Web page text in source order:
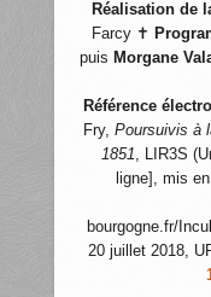
Réalisation de
Farcy ✝
puis Morgane
Référence
Fry, Poursuivis à
1851, LIR3S
ligne], mis
bourgogne.fr/
20 juillet 2018,